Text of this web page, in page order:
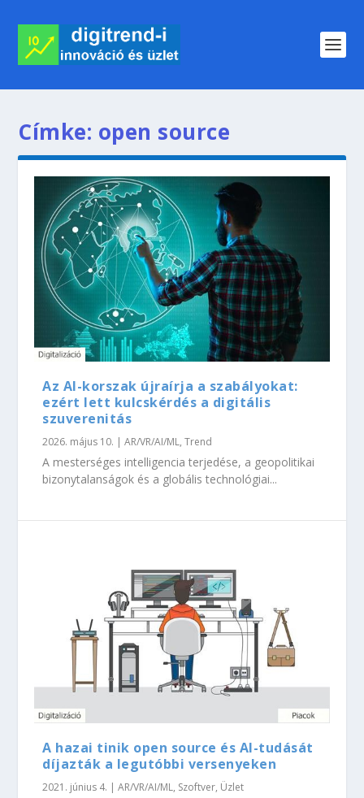
Címke: open source
Az AI-korszak újraírja a szabályokat:
ezért lett kulcskérdés a digitális
szuverenitás
2026. május 10. |AR/VR/AI/ML,Trend
A mesterséges intelligencia terjedése, a geopolitikai
bizonytalanságok és a globális technológiai...
A hazai tinik open source és AI-tudását
díjazták a legutóbbi versenyeken
2021. június 4. |AR/VR/AI/ML, Szoftver, Üzlet